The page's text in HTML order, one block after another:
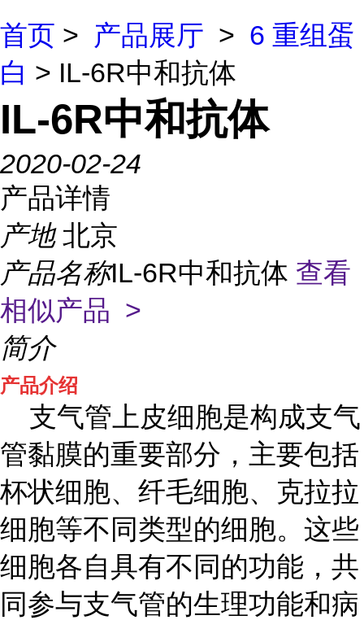
首页 > 产品展厅 > 6 重组蛋
白 > IL-6R中和抗体
IL-6R中和抗体
2020-02-24
产品详情
产地 北京
产品名称IL-6R中和抗体 查看
相似产品 >
简介
产品介绍
支气管上皮细胞是构成支气
管黏膜的重要部分，主要包括
杯状细胞、纤毛细胞、克拉拉
细胞等不同类型的细胞。这些
细胞各自具有不同的功能，共
同参与支气管的生理功能和病